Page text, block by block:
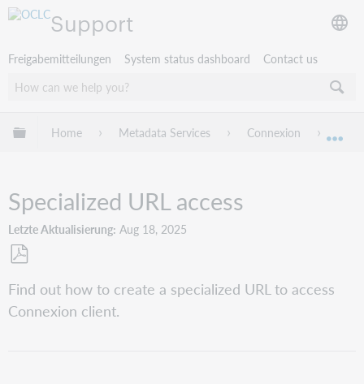
Support
Freigabemitteilungen System status dashboard Contact us
Globale Hierarchie expandieren/verbergen
Home Metadata Services Connexion
Specialized URL access
Letzte Aktualisierung Aug 18, 2025
PDF
speichern
Find out how to create a specialized URL to access
Connexion client.